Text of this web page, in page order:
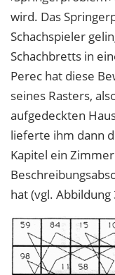
wird. Das
Schachspieler
Schachbretts in
Perec hat diese
seines Rasters,
aufgedeckten
lieferte ihm dann
Kapitel ein
hat (vgl. Abbildung